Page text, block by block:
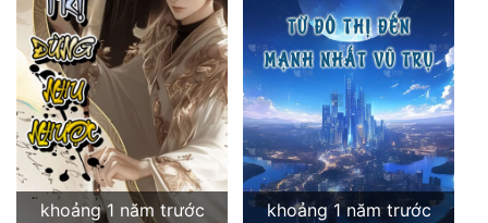
Đẹp Hiệp
Tính Cách Nhân Vật :
Cơ Trí
Sát Phạt Quyết Đoán
khoảng 1 năm trước
khoảng 1 năm trước